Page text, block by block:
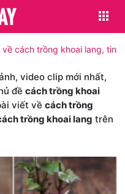
cách trồng khoai lang, tin
video clip mới nhất,
đề cách trồng khoai
viết về cách trồng
trồng khoai lang trên